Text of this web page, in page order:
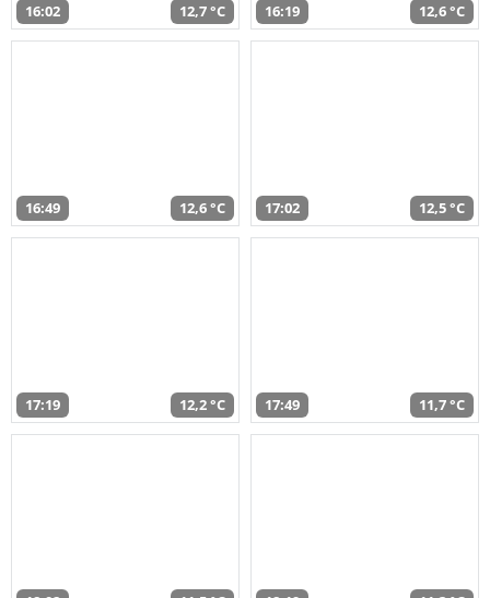
16:02 12,7 °C 16:19 12,6 °C
16:49 12,6 °C 17:02 12,5 °C
17:19 12,2 °C 17:49 11,7 °C